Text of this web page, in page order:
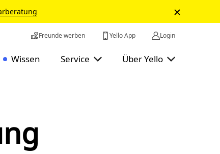
Freunde werben Yello App Login
Wissen Service Über Yello